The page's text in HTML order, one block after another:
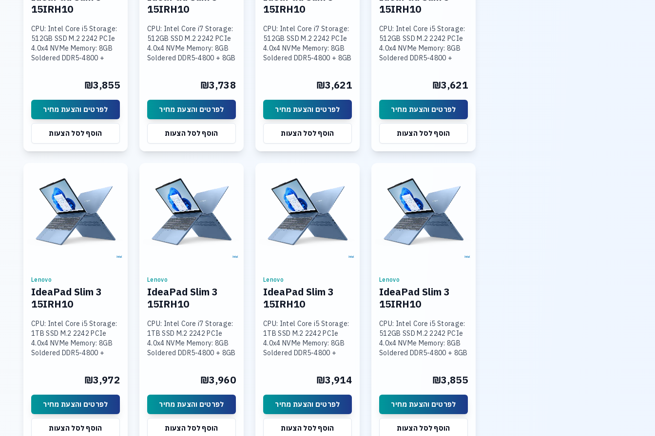
15IRH10
CPU: Intel Core i5 Storage:
512GB SSD M.2 2242 PCIe
4.0x4 NVMe Memory: 8GB
Soldered DDR5-4800 +
UHD Graphics Display: 15.3
₪3,621
לפרטים והצעת מחיר
הוסף לסל הצעות
15IRH10
CPU: Intel Core i7 Storage:
512GB SSD M.2 2242 PCIe
4.0x4 NVMe Memory: 8GB
Soldered DDR5-4800 + 8GB
UHD Graphics Display: 15.3
₪3,621
לפרטים והצעת מחיר
הוסף לסל הצעות
15IRH10
CPU: Intel Core i7 Storage:
512GB SSD M.2 2242 PCIe
4.0x4 NVMe Memory: 8GB
Soldered DDR5-4800 + 8GB
UHD Graphics Display: 15.3
₪3,738
לפרטים והצעת מחיר
הוסף לסל הצעות
15IRH10
CPU: Intel Core i5 Storage:
512GB SSD M.2 2242 PCIe
4.0x4 NVMe Memory: 8GB
Soldered DDR5-4800 +
UHD Graphics Display: 15.3
₪3,855
לפרטים והצעת מחיר
הוסף לסל הצעות
Lenovo
IdeaPad Slim 3
15IRH10
CPU: Intel Core i5 Storage:
512GB SSD M.2 2242 PCIe
4.0x4 NVMe Memory: 8GB
Soldered DDR5-4800 + 8GB
UHD Graphics Display: 15.3
₪3,855
לפרטים והצעת מחיר
הוסף לסל הצעות
Lenovo
IdeaPad Slim 3
15IRH10
CPU: Intel Core i5 Storage:
1TB SSD M.2 2242 PCIe
4.0x4 NVMe Memory: 8GB
Soldered DDR5-4800 +
UHD Graphics Display: 15.3
₪3,914
לפרטים והצעת מחיר
הוסף לסל הצעות
Lenovo
IdeaPad Slim 3
15IRH10
CPU: Intel Core i7 Storage:
1TB SSD M.2 2242 PCIe
4.0x4 NVMe Memory: 8GB
Soldered DDR5-4800 + 8GB
UHD Graphics Display: 15.3
₪3,960
לפרטים והצעת מחיר
הוסף לסל הצעות
Lenovo
IdeaPad Slim 3
15IRH10
CPU: Intel Core i5 Storage:
1TB SSD M.2 2242 PCIe
4.0x4 NVMe Memory: 8GB
Soldered DDR5-4800 +
UHD Graphics Display: 15.3
₪3,972
לפרטים והצעת מחיר
הוסף לסל הצעות